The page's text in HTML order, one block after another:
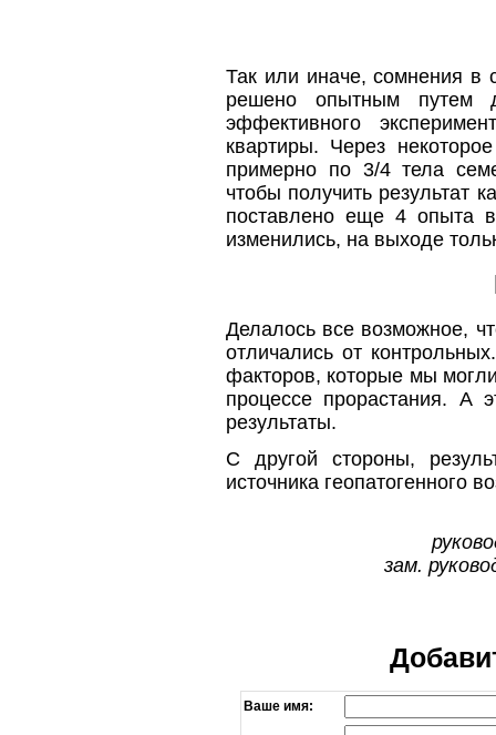
Так или иначе, сомнения в
решено опытным путем
эффективного
квартиры. Через
примерно по 3/4 тела
чтобы получить результат
поставлено еще 4 опыта
изменились, на выходе
Делалось все возможное,
отличались от
факторов, которые мы
процессе прорастания. А
результаты.
С другой стороны,
источника геопатогенного
зам.
Ваше имя: